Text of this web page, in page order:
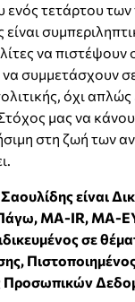
ενός τετάρτου
να πιστέψουν
συμμετάσχουν
όχι
μας να
στη ζωή των
είναι
MA-IR, MA-
σε
Προσωπικών